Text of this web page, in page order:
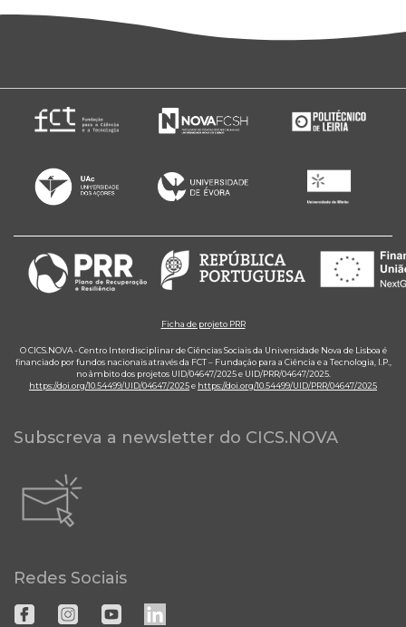
Ficha de projeto PRR
O CICS.NOVA - Centro Interdisciplinar de Ciências Sociais da Universidade Nova de Lisboa é
financiado por fundos nacionais através da FCT – Fundação para a Ciência e a Tecnologia, I.P.,
no âmbito dos projetos UID/04647/2025 e UID/PRR/04647/2025.
https://doi.org/10.54499/UID/04647/2025e https://doi.org/10.54499/UID/PRR/04647/2025
Subscreva a newsletter do CICS.NOVA
Redes Sociais